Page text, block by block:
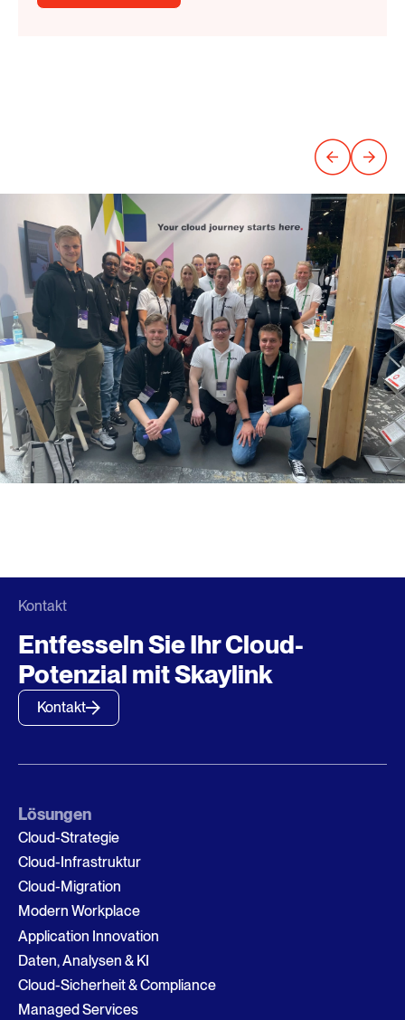
Kontakt
Entfesseln Sie Ihr Cloud-
Potenzial mit Skaylink
Kontakt
Lösungen
Cloud-Strategie
Cloud-Infrastruktur
Cloud-Migration
Modern Workplace
Application Innovation
Daten, Analysen & KI
Cloud-Sicherheit & Compliance
Managed Services